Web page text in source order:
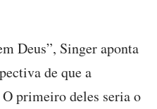
Deus”, Singer aponta
de que a
primeiro deles seria o